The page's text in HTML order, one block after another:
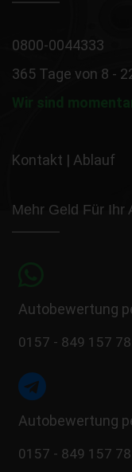
0800-0044333
365 Tage von 8 -
Wir sind
Kontakt | Ablauf
Mehr Geld Für Ihr
Autobewertung
0157 - 849 157 78
Autobewertung
0157 - 849 157 78